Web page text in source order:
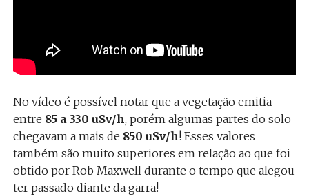
No vídeo é possível notar que a vegetação emitia
entre 85 a 330 uSv/h, porém algumas partes do solo
chegavam a mais de 850 uSv/h! Esses valores
também são muito superiores em relação ao que foi
obtido por Rob Maxwell durante o tempo que alegou
ter passado diante da garra!